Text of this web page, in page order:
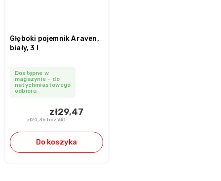
Głęboki pojemnik Araven,
biały, 3 l
Dostępne w
magazynie – do
natychmiastowego
odbioru
zł24,36 bez VAT
zł29,47
Do koszyka